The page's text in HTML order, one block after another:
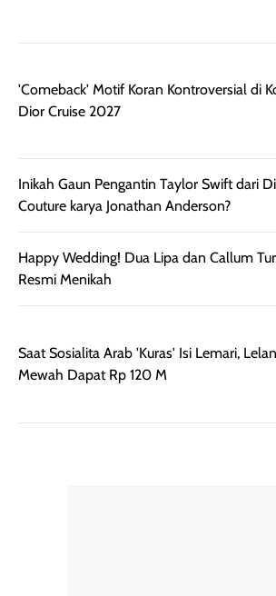
'Comeback' Motif Koran Kontroversial di
Dior Cruise 2027
Inikah Gaun Pengantin Taylor Swift dari
Couture karya Jonathan Anderson?
Happy Wedding! Dua Lipa dan Callum
Resmi Menikah
Saat Sosialita Arab 'Kuras' Isi Lemari,
Mewah Dapat Rp 120 M